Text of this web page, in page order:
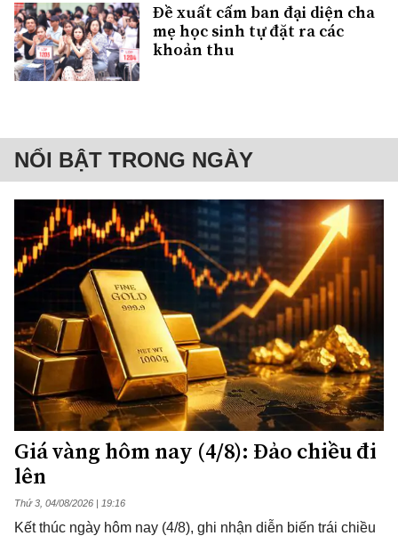
Đề xuất cấm ban đại diện cha
mẹ học sinh tự đặt ra các
khoản thu
NỔI BẬT TRONG NGÀY
Giá vàng hôm nay (4/8): Đảo chiều đi
lên
Thứ 3, 04/08/2026 | 19:16
Kết thúc ngày hôm nay (4/8), ghi nhận diễn biến trái chiều